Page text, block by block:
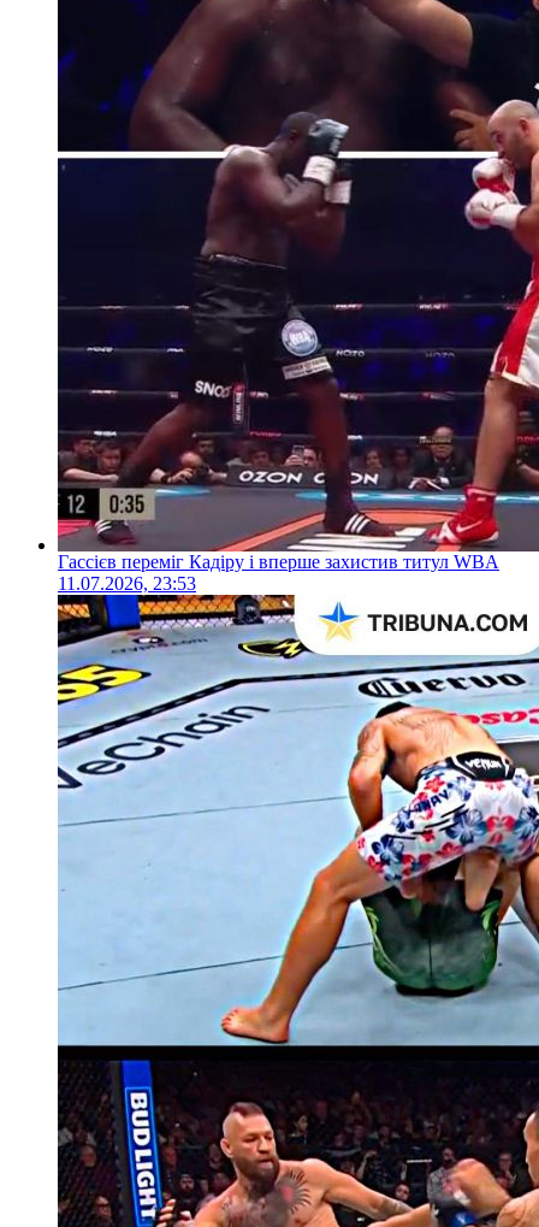
Гассієв переміг Кадіру і вперше захистив титул WBA
11.07.2026, 23:53